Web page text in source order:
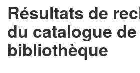
Résultats de
du catalogue
bibliothèque